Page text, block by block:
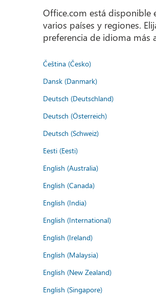
Office.com está disponible
varios países y regiones.
preferencia de idioma más
Čeština (Česko)
Dansk (Danmark)
Deutsch (Deutschland)
Deutsch (Österreich)
Deutsch (Schweiz)
Eesti (Eesti)
English (Australia)
English (Canada)
English (India)
English (International)
English (Ireland)
English (Malaysia)
English (New Zealand)
English (Singapore)